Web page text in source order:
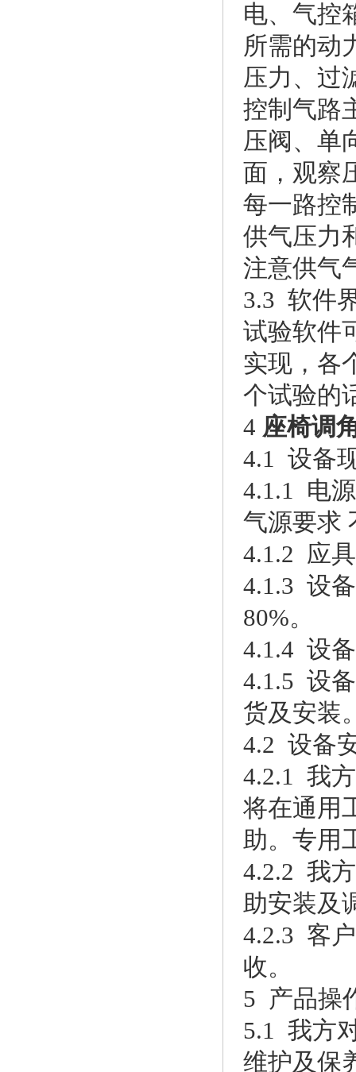
电、气控
所需的动
压力、过
控制气路
压阀、单
面，观察
每一路控
供气压力
注意供气
3.3 软件
试验软件
实现，各
个试验的
4 座椅调
4.1 设备
4.1.1 电
气源要求
4.1.2 应
4.1.3 设
80%。
4.1.4 设
4.1.5 设
货及安装
4.2 设备
4.2.1 我
将在通用
助。专用
4.2.2 我
助安装及
4.2.3 客
收。
5 产品操
5.1 我方
维护及保